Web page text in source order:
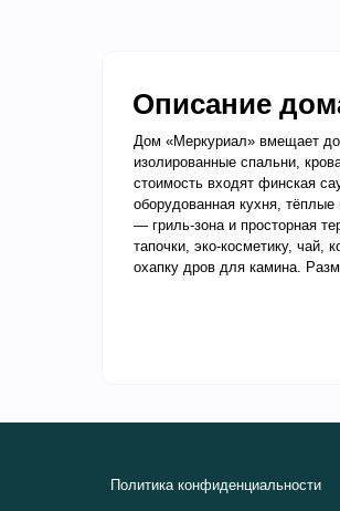
Описание
Дом «Меркуриал» вмещает до
изолированные спальни,
стоимость входят финская
оборудованная кухня,
— гриль-зона и просторная
тапочки, эко-косметику, чай,
охапку дров для камина.
Основные
Политика конфиденциальности